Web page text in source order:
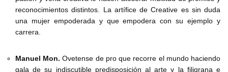
reconocimientos distintos. La artífice de Creative es sin duda
una mujer empoderada y que empodera con su ejemplo y
carrera.
Manuel Mon. Ovetense de pro que recorre el mundo haciendo
gala de su indiscutible predisposición al arte y la filigrana e